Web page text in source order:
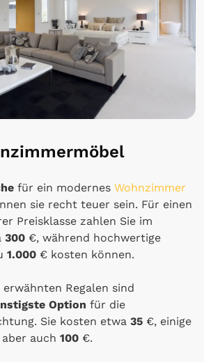
für ein modernes Wohnzimmer
sie recht teuer sein. Für einen
Preisklasse zahlen Sie im
300 €, während hochwertige
1.000 € kosten können.
Regalen sind
Option für die
Sie kosten etwa 35 €, einige
auch 100 €.